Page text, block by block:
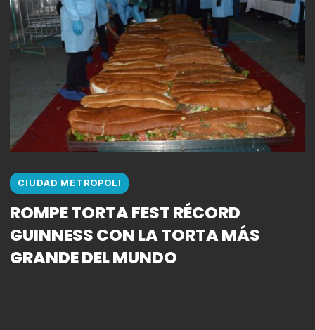
CIUDAD METROPOLI
ROMPE TORTA FEST RÉCORD
GUINNESS CON LA TORTA MÁS
GRANDE DEL MUNDO